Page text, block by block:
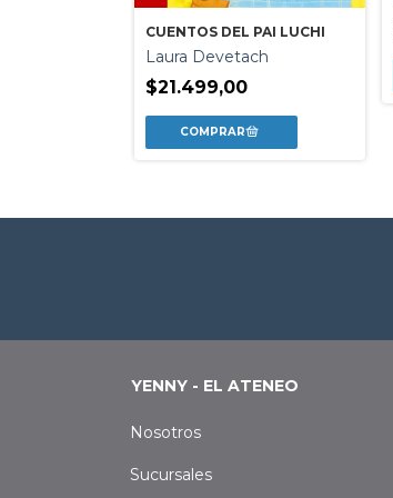
CUENTOS DEL PAI LUCHI
Laura Devetach
$21.499,00
YENNY - EL ATENEO
Nosotros
Sucursales